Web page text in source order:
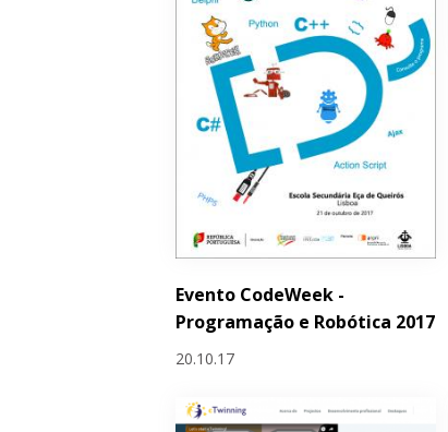
Evento CodeWeek -
Programação e Robótica 2017
20.10.17